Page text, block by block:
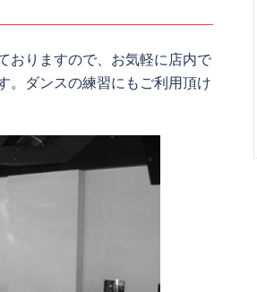
おりますので、お気軽に店内で
。ダンスの練習にもご利用頂け